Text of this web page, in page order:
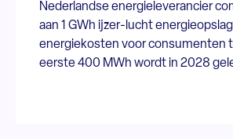
Nederlandse energieleverancier
aan 1 GWh ijzer-lucht
energiekosten voor consumenten
eerste 400 MWh wordt in 2028